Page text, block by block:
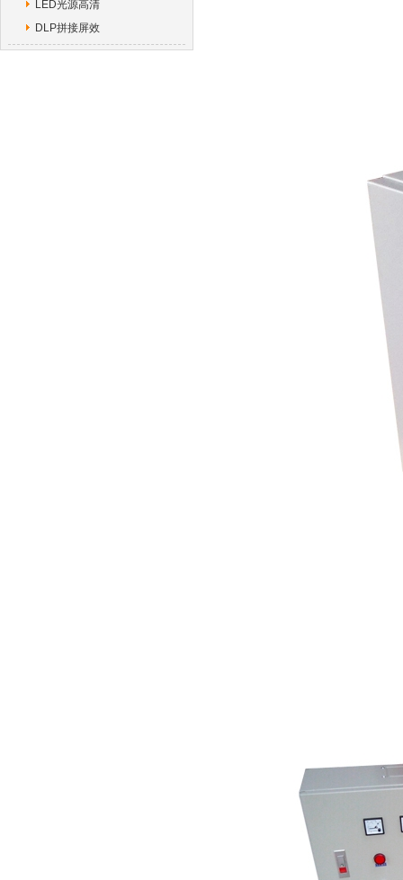
LED光源高清
DLP拼接屏效